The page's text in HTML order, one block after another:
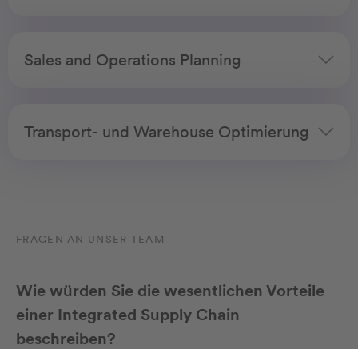
Sales and Operations Planning
Transport- und Warehouse Optimierung
FRAGEN AN UNSER TEAM
Wie würden Sie die wesentlichen Vorteile
einer Integrated Supply Chain
beschreiben?